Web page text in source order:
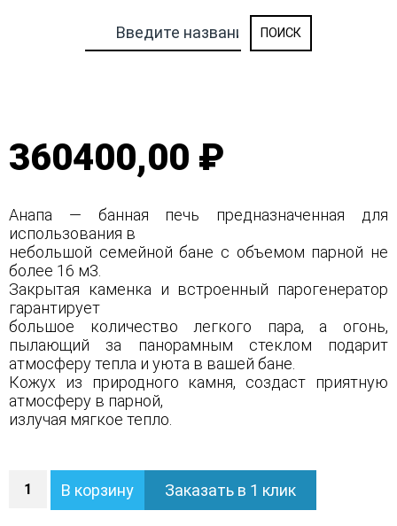
360400,00 ₽
Анапа — банная печь предназначенная для
использования в
небольшой семейной бане с объемом парной не
более 16 м3.
Закрытая каменка и встроенный парогенератор
гарантирует
большое количество легкого пара, а огонь,
пылающий за панорамным стеклом подарит
атмосферу тепла и уюта в вашей бане.
Кожух из природного камня, создаст приятную
атмосферу в парной,
излучая мягкое тепло.
Печь
Анапа
В корзину Заказать в 1 клик